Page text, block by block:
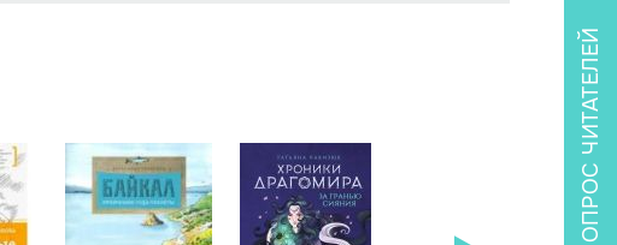
ОПРОС ЧИТАТЕЛЕЙ